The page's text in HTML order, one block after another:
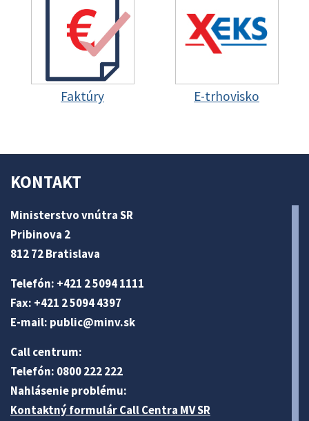
Faktúry E-trhovisko
KONTAKT
Ministerstvo vnútra SR
Pribinova 2
812 72 Bratislava
Telefón: +421 2 5094 1111
Fax: +421 2 5094 4397
E-mail: public@minv.sk
Call centrum:
Telefón: 0800 222 222
Nahlásenie problému:
Kontaktný formulár Call Centra MV SR